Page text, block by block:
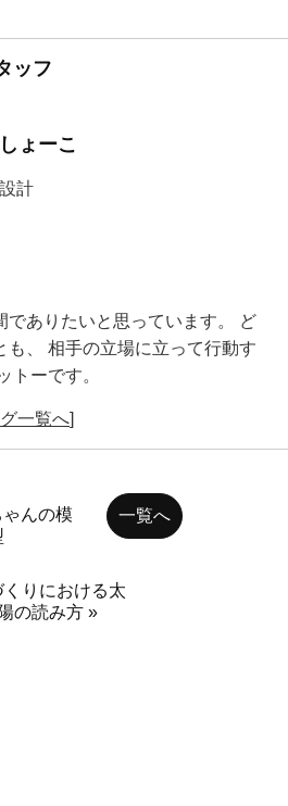
ッフ
しょーこ
設計
でありたいと思っています。 ど
も、 相手の立場に立って行動す
トーです。
一覧へ]
んの模
一覧へ
くりにおける太
陽の読み方 »